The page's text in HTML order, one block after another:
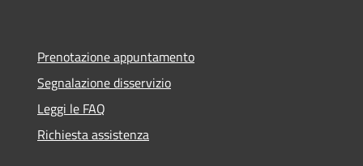
Prenotazione appuntamento
Segnalazione disservizio
Leggi le FAQ
Richiesta assistenza